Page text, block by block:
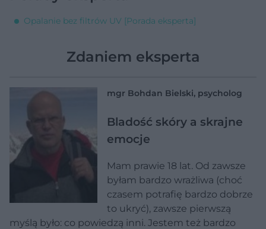
Opalanie bez filtrów UV [Porada eksperta]
Zdaniem eksperta
mgr Bohdan Bielski, psycholog
Bladość skóry a skrajne
emocje
Mam prawie 18 lat. Od zawsze
byłam bardzo wrażliwa (choć
czasem potrafię bardzo dobrze
to ukryć), zawsze pierwszą
myślą było: co powiedzą inni. Jestem też bardzo